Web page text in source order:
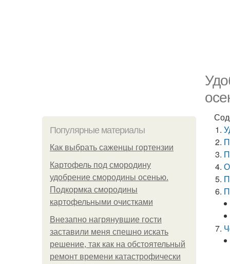
Популярные материалы
Как выбрать саженцы гортензии
Картофель под смородину
удобрение смородины осенью.
Подкормка смородины
картофельными очистками
Внезапно нагрянувшие гости
заставили меня спешно искать
решение, так как на обстоятельный
ремонт времени катастрофически